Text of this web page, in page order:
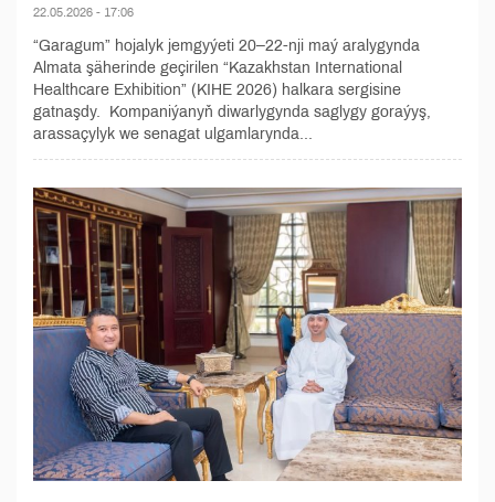
22.05.2026 - 17:06
“Garagum” hojalyk jemgyýeti 20–22-nji maý aralygynda
Almata şäherinde geçirilen “Kazakhstan International
Healthcare Exhibition” (KIHE 2026) halkara sergisine
gatnaşdy. Kompaniýanyň diwarlygynda saglygy goraýyş,
arassaçylyk we senagat ulgamlarynda...